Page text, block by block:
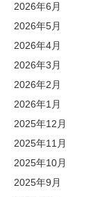
2026年6月
2026年5月
2026年4月
2026年3月
2026年2月
2026年1月
2025年12月
2025年11月
2025年10月
2025年9月